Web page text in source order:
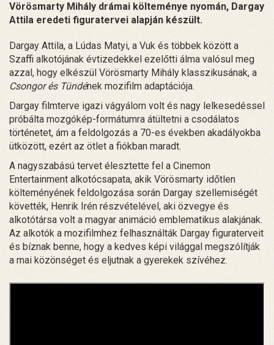
Vörösmarty Mihály drámai költeménye nyomán, Dargay
Attila eredeti figuratervei alapján készült.
Dargay Attila, a Lúdas Matyi, a Vuk és többek között a
Szaffi alkotójának évtizedekkel ezelőtti álma valósul meg
azzal, hogy elkészül Vörösmarty Mihály klasszikusának, a
Csongor és Tündének mozifilm adaptációja.
Dargay filmterve igazi vágyálom volt és nagy lelkesedéssel
próbálta mozgókép-formátumra átültetni a csodálatos
történetet, ám a feldolgozás a 70-es években akadályokba
ütközött, ezért az ötlet a fiókban maradt.
A nagyszabású tervet élesztette fel a Cinemon
Entertainment alkotócsapata, akik Vörösmarty időtlen
költeményének feldolgozása során Dargay szellemiségét
követték, Henrik Irén részvételével, aki özvegye és
alkotótársa volt a magyar animáció emblematikus alakjának.
Az alkotók a mozifilmhez felhasználták Dargay figuraterveit
és bíznak benne, hogy a kedves képi világgal megszólítják
a mai közönséget és eljutnak a gyerekek szívéhez.